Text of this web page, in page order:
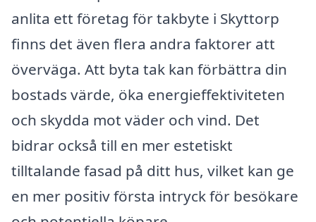
anlita ett företag för takbyte i Skyttorp
finns det även flera andra faktorer att
överväga. Att byta tak kan förbättra din
bostads värde, öka energieffektiviteten
och skydda mot väder och vind. Det
bidrar också till en mer estetiskt
tilltalande fasad på ditt hus, vilket kan ge
en mer positiv första intryck för besökare